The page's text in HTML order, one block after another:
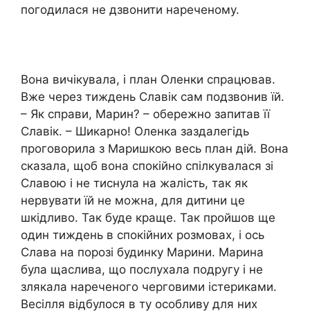
погодилася не дзвонити нареченому.
Вона вичікувала, і план Оленки спрацював.
Вже через тиждень Славік сам подзвонив їй.
– Як справи, Марин? – обережно запитав її
Славік. – Шикарно! Оленка заздалегідь
проговорила з Маришкою весь план дій. Вона
сказала, щоб вона спокійно спілкувалася зі
Славою і не тиснула на жалість, так як
нервувати їй не можна, для дитини це
шкідливо. Так буде краще. Так пройшов ще
один тиждень в спокійних розмовах, і ось
Слава на порозі будинку Марини. Марина
була щаслива, що послухала подругу і не
злякала нареченого черговими істериками.
Весілля відбулося в ту особливу для них